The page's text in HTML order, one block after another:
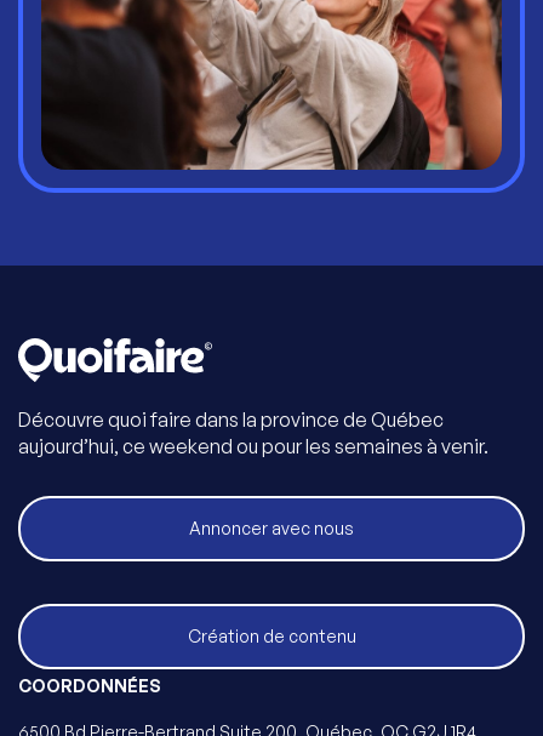
Découvre quoi faire dans la province de Québec
aujourd’hui, ce weekend ou pour les semaines à venir.
Annoncer avec nous
Création de contenu
COORDONNÉES
6500 Bd Pierre-Bertrand Suite 200, Québec, QC G2J 1R4